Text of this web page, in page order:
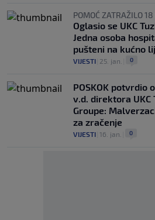
POMOĆ ZATRAŽILO 18
Oglasio se UKC
Jedna osoba
pušteni na kućno
VIJESTI 25. jan. 0
POSKOK potvrdio
v.d. direktora UKC
Groupe:
za zračenje
VIJESTI 16. jan. 0